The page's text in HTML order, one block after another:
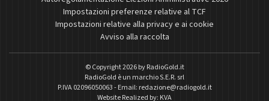
Impostazioni preferenze relative al TCF
Impostazioni relative alla privacy e ai cookie
Avviso alla raccolta
© Copyright 2026 byRadioGold.it
RadioGold è un marchio S.E.R. srl
P.IVA 02096050063 - Email: redazione@radiogold.it
Website Realized by: KVA